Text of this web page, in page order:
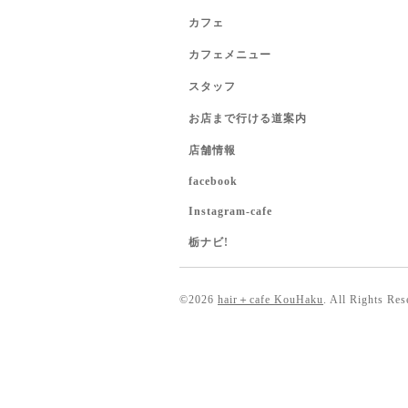
カフェ
カフェメニュー
スタッフ
お店まで行ける道案内
店舗情報
facebook
Instagram-cafe
栃ナビ!
©2026 hair＋cafe KouHaku. All Rights